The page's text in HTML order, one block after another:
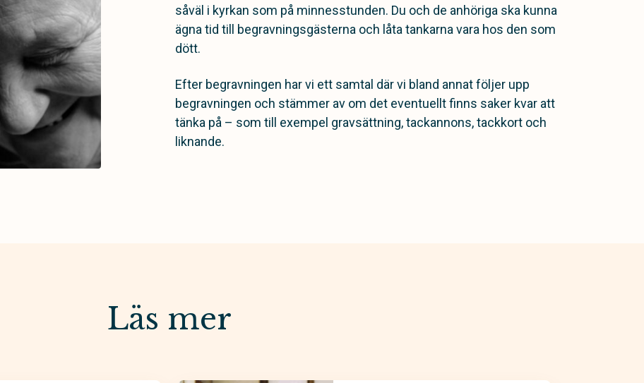
såväl i kyrkan som på minnesstunden. Du och de anhöriga ska kunna
ägna tid till begravningsgästerna och låta tankarna vara hos den som
dött.
Efter begravningen har vi ett samtal där vi bland annat följer upp
begravningen och stämmer av om det eventuellt finns saker kvar att
tänka på – som till exempel gravsättning, tackannons, tackkort och
liknande.
Läs mer